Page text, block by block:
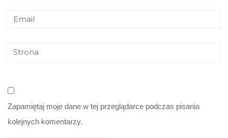
Zapamiętaj moje dane w tej przeglądarce podczas pisania
kolejnych komentarzy.